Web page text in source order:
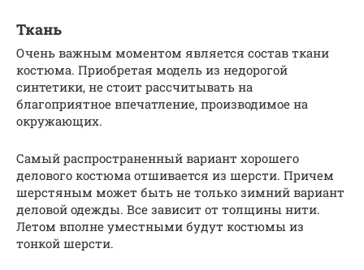
Ткань
Очень важным моментом является состав ткани
костюма. Приобретая модель из недорогой
синтетики, не стоит рассчитывать на
благоприятное впечатление, производимое на
окружающих.
Самый распространенный вариант хорошего
делового костюма отшивается из шерсти. Причем
шерстяным может быть не только зимний вариант
деловой одежды. Все зависит от толщины нити.
Летом вполне уместными будут костюмы из
тонкой шерсти.